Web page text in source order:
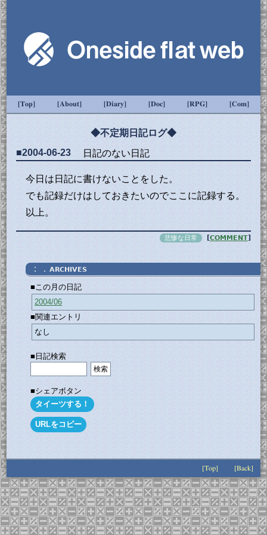
[Top] [About] [Diary] [Doc] [RPG] [Com]
◆不定期日記ログ◆
■2004-06-23
日記のない日記
今日は日記に書けないことをした。
でも記録だけはしておきたいのでここに記録する。
以上。
悲惨な日常 [COMMENT]
：．ARCHIVES
■この月の日記
2004/06
■関連エントリ
なし
■日記検索
■シェアボタン
タイーツする！
URLをコピー
[Top] [Back]